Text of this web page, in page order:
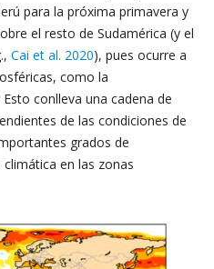
para la próxima primavera y
el resto de Sudamérica (y el
Cai et al. 2020), pues ocurre a
como la
conlleva una cadena de
de las condiciones de
grados de
en las zonas